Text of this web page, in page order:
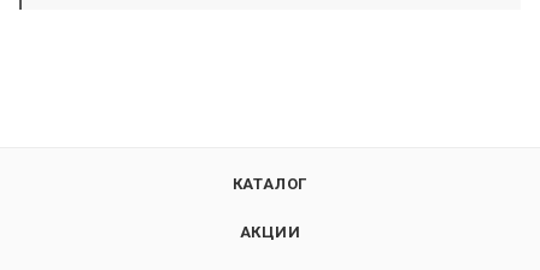
КАТАЛОГ
АКЦИИ